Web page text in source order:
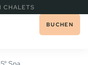
CHALETS
BUCHEN